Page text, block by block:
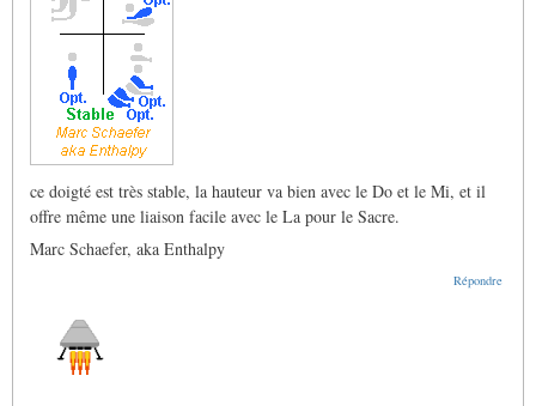
ce doigté est très stable, la hauteur va bien avec le Do et le Mi, et il
offre même une liaison facile avec le La pour le Sacre.
Marc Schaefer, aka Enthalpy
Répondre